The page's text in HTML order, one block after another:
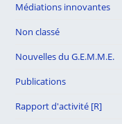
Médiations innovantes
Non classé
Nouvelles du G.E.M.M.E.
Publications
Rapport d'activité [R]